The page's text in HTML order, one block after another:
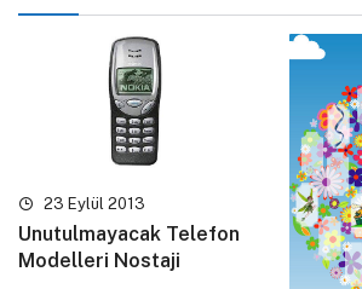
23 Eylül 2013
Unutulmayacak Telefon
Modelleri Nostaji